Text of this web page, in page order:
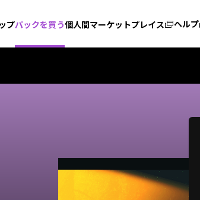
プパックを買う個人間マーケットプレイス ヘルプ